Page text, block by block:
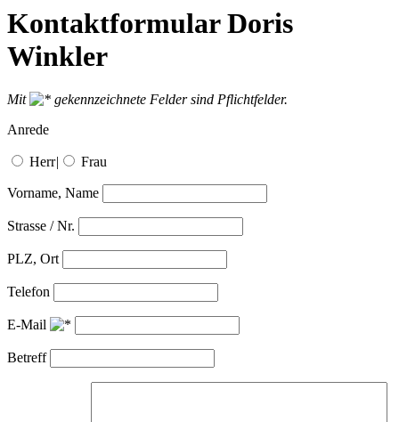
Kontaktformular Doris
Winkler
Mit
gekennzeichnete Felder sind Pflichtfelder.
Anrede
Herr| Frau
Vorname, Name
Strasse / Nr.
PLZ, Ort
Telefon
E-Mail
Betreff